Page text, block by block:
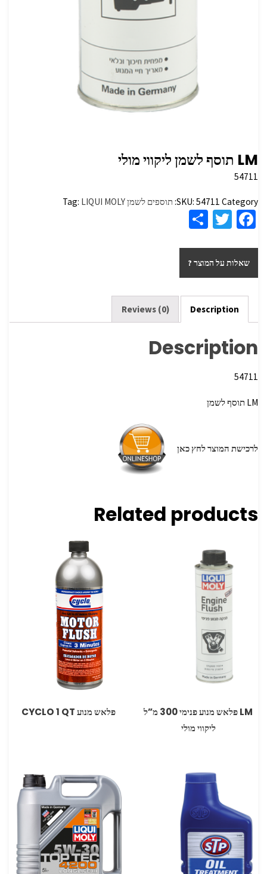
LM תוסף לשמן ליקווי מולי
54711
SKU: 54711 Category: תוספים לשמן Tag: LIQUI MOLY
Fa
b
o
o
k
T
tt
er
ar
e
שאלות על המוצר ?
Description
Reviews (0)
Description
54711
LM תוסף לשמן
לרכישת המוצר לחץ כאן
Related products
LM פלאש מנוע פנימי ‏300 מ”ל
ליקווי מולי
פלאש מנוע QT‏ 1 CYCLO